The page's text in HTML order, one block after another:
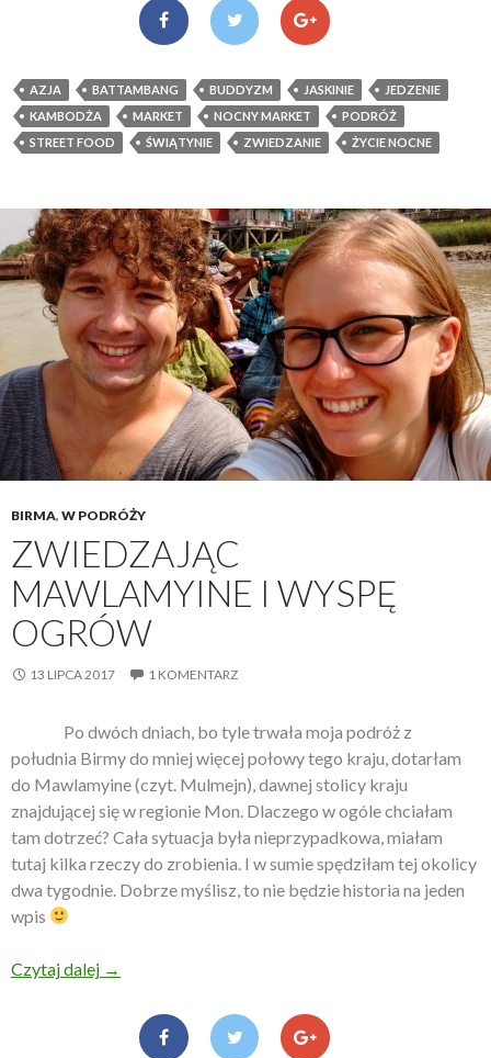
AZJA BATTAMBANG BUDDYZM JASKINIE
JEDZENIE
KAMBODŻA
MARKET NOCNY MARKET
PODRÓŻ
STREET FOOD
ŚWIĄTYNIE ZWIEDZANIE ŻYCIE NOCNE
BIRMA, W PODRÓŻY
ZWIEDZAJĄC
MAWLAMYINE I WYSPĘ
OGRÓW
13 LIPCA 2017 1 KOMENTARZ
Po dwóch dniach, bo tyle trwała moja podróż z
południa Birmy do mniej więcej połowy tego kraju, dotarłam
do Mawlamyine (czyt. Mulmejn), dawnej stolicy kraju
znajdującej się w regionie Mon. Dlaczego w ogóle chciałam
tam dotrzeć? Cała sytuacja była nieprzypadkowa, miałam
tutaj kilka rzeczy do zrobienia. I w sumie spędziłam tej okolicy
dwa tygodnie. Dobrze myślisz, to nie będzie historia na jeden
wpis
Czytaj dalej Zwiedzając Mawlamyine i Wyspę Ogrów
→